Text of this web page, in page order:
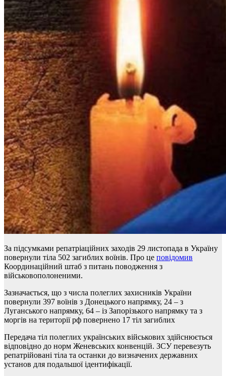
За підсумками репатріаційних заходів 29 листопада в Україну
повернули тіла 502 загиблих воїнів. Про це повідомив
Координаційний штаб з питань поводження з
військовополоненими.
Зазначається, що з числа полеглих захисників України
повернули 397 воїнів з Донецького напрямку, 24 – з
Луганського напрямку, 64 – із Запорізького напрямку та з
моргів на території рф повернено 17 тіл загиблих
Передача тіл полеглих українських військових здійснюється
відповідно до норм Женевських конвенцій. ЗСУ перевезуть
репатрійовані тіла та останки до визначених державних
установ для подальшої ідентифікації.